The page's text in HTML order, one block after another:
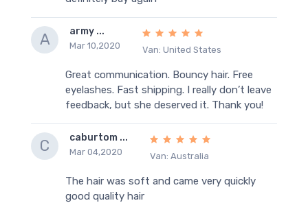
A army ...
Mar 10,2020 Van: United States
Great communication. Bouncy hair. Free
eyelashes. Fast shipping. I really don’t leave
feedback, but she deserved it. Thank you!
C caburtom ...
Mar 04,2020 Van: Australia
The hair was soft and came very quickly
good quality hair